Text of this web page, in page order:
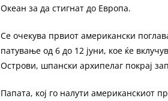
Океан за да стигнат до Европа.
Се очекува првиот американски
патување од 6 до 12 јуни, кое ќе
Острови, шпански архипелаг покрај
Папата, кој го налути американскиот